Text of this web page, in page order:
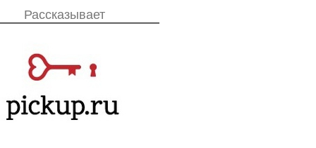
Рассказывает